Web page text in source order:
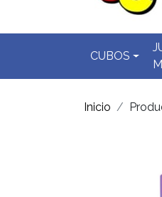
CUBOS
Inicio